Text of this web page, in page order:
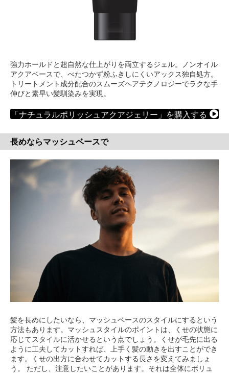
強力ホールドと超自然な仕上がりを両立するジェル。ノンオイル
アクアベースで、べたつかず粉ふきしにくいアックス独自処方。
トリートメント成分配合のスムーズヘアテクノロジーでラクな手
伸びと素早い髪馴染みを実現。
「ナチュラルポリッシュアクアジェリー」を購入する
長めならマッシュベースで
髪を長めにしたいなら、マッシュベースのスタイルにするという
方法もあります。マッシュスタイルのポイントは、くせの状態に
応じてスタイルに活かせるという点でしょう。くせが毛先に出る
ように工夫してカットすれば、上手く髪の動きを出すことができ
ます。くせの出方に合わせてカットする長さを変えてみましょ
う。 ただし、注意したいことがあります。それは全体にボリュ